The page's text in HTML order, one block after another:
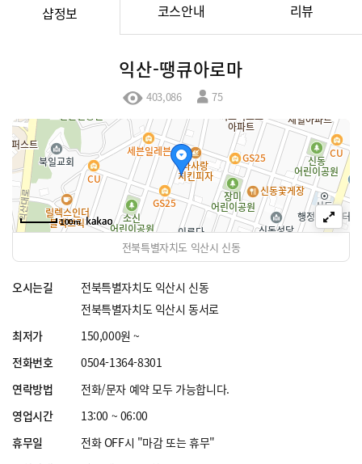
샵정보 코스안내 리뷰
익산-땡큐아로마
403,086 75
100m
전북특별자치도 익산시 신동
오시는길
전북특별자치도 익산시 신동
전북특별자치도 익산시 동서로
최저가
150,000원 ~
전화번호
0504-1364-8301
연락방법
전화/문자 예약 모두 가능합니다.
영업시간
13:00 ~ 06:00
휴무일
전화 OFF시 "마감 또는 휴무"